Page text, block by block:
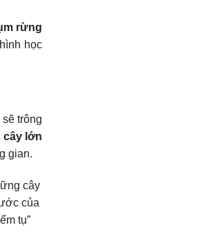
rừng
học
trông
cây lớn
gian.
cây
của
tụ”